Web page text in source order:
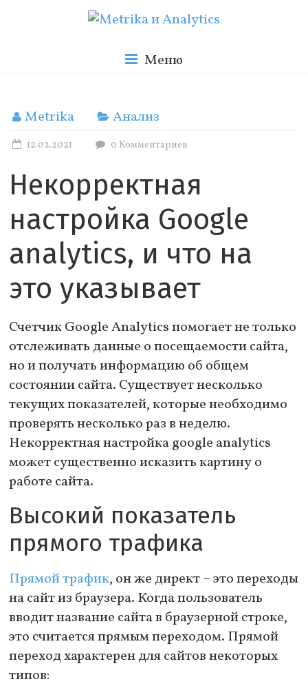
Metrika
и
Analytics
Блог
о
веб
аналитике
Меню
Metrika Анализ
12.02.2021 0 Комментариев
Некорректная
настройка Google
analytics, и что на
это указывает
Счетчик Google Analytics помогает не только
отслеживать данные о посещаемости сайта,
но и получать информацию об общем
состоянии сайта. Существует несколько
текущих показателей, которые необходимо
проверять несколько раз в неделю.
Некорректная настройка google analytics
может существенно исказить картину о
работе сайта.
Высокий показатель
прямого трафика
Прямой трафик, он же директ – это переходы
на сайт из браузера. Когда пользователь
вводит название сайта в браузерной строке,
это считается прямым переходом. Прямой
переход характерен для сайтов некоторых
типов: